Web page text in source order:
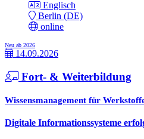
Englisch
Berlin (DE)
online
Neu ab 2026
14.09.2026
Fort- & Weiterbildung
Wissensmanagement für
Digitale Informationssysteme